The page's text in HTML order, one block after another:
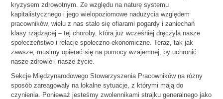
kryzysem zdrowotnym. Ze względu na naturę systemu
kapitalistycznego i jego wielopoziomowe nadużycia względem
pracowników, wielu z nas stało się ofiarami pogardy i zaniechań
klasy rządzącej – tej choroby, która już wcześniej dręczyła nasze
społeczeństwo i relacje społeczno-ekonomiczne. Teraz, tak jak
zawsze, musimy opierać się na pomocy wzajemnej, by uchronić
nasze zdrowie i nasze życie.
Sekcje Międzynarodowego Stowarzyszenia Pracowników na różny
sposób zareagowały na lokalne sytuacje, z którymi mają do
czynienia. Ponieważ jesteśmy zwolennikami strajku generalnego jako